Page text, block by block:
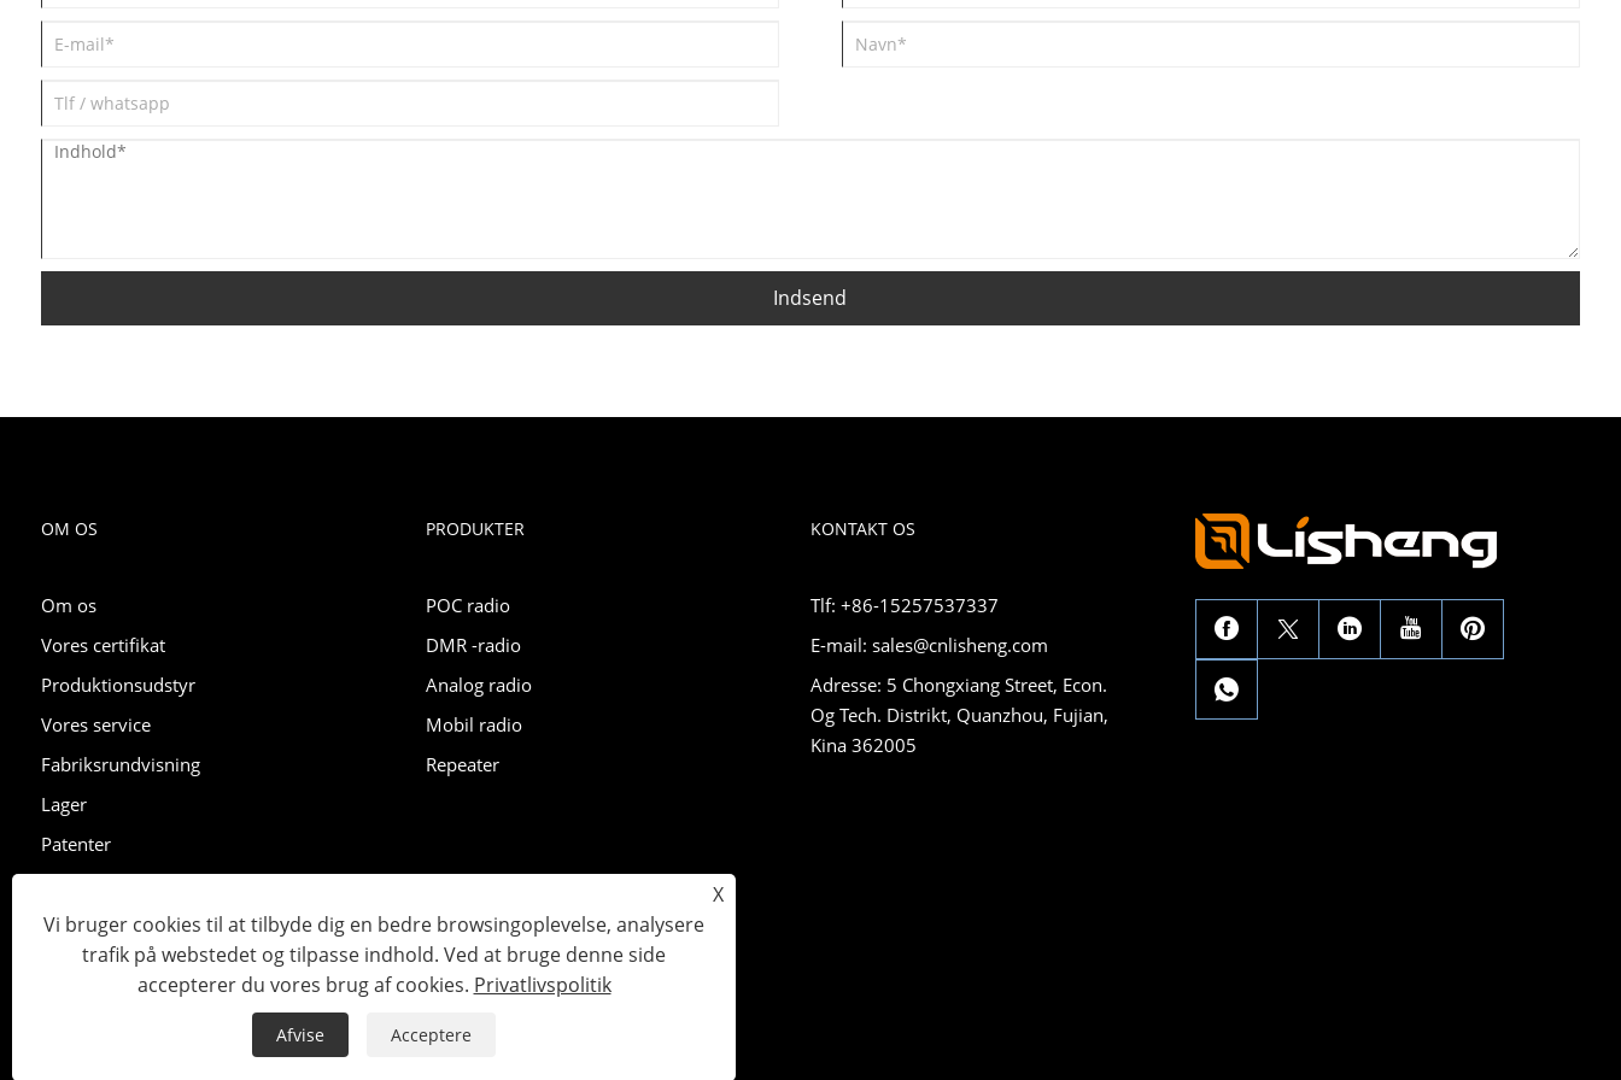
Indsend
OM OS
Om os
Vores certifikat
Produktionsudstyr
Vores service
Fabriksrundvisning
Lager
Patenter
PRODUKTER
POC radio
DMR -radio
Analog radio
Mobil radio
Repeater
KONTAKT OS
Tlf: +86-15257537337
E-mail: sales@cnlisheng.com
Adresse: 5 Chongxiang Street, Econ.
Og Tech. Distrikt, Quanzhou, Fujian,
Kina 362005
Copyright © 2023 Lisheng Communications Co., Ltd. Alle rettigheder forbeholdes.
XML Privatlivspolitik
X
Vi bruger cookies til at tilbyde dig en bedre browsingoplevelse, analysere
trafik på webstedet og tilpasse indhold. Ved at bruge denne side
accepterer du vores brug af cookies. Privatlivspolitik
Afvise Acceptere